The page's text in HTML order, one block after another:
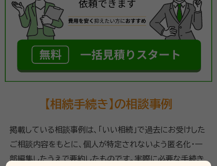
【相続手続き】の相談事例
掲載している相談事例は、「いい相続」で過去にお受けした
ご相談内容をもとに、個人が特定されないよう匿名化・一
部編集したうえで要約したものです。実際に必要な手続き